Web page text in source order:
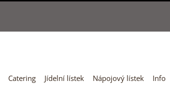
Catering Jídelní lístek Nápojový lístek Info